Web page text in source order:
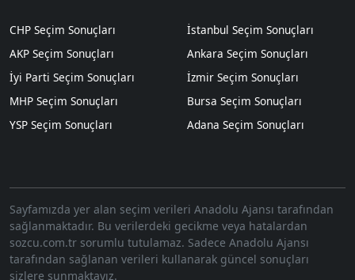
CHP Seçim Sonuçları
AKP Seçim Sonuçları
İyi Parti Seçim Sonuçları
MHP Seçim Sonuçları
YSP Seçim Sonuçları
İstanbul Seçim Sonuçları
Ankara Seçim Sonuçları
İzmir Seçim Sonuçları
Bursa Seçim Sonuçları
Adana Seçim Sonuçları
Sayfamızda yer alan seçim verileri Anadolu Ajansı tarafından
sağlanmaktadır. Bu verilerdeki gecikme veya hatalardan
sozcu.com.tr sorumlu tutulamaz. Sadece Anadolu Ajansı
tarafından sağlanan verileri kullanarak güncel sonuçları
sizlere sunmaktayız.